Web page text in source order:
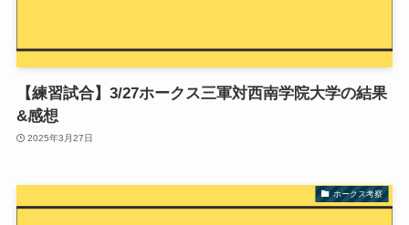
【練習試合】3/27ホークス三軍対西南学院大学の結果
&感想
2025年3月27日
ホークス考察